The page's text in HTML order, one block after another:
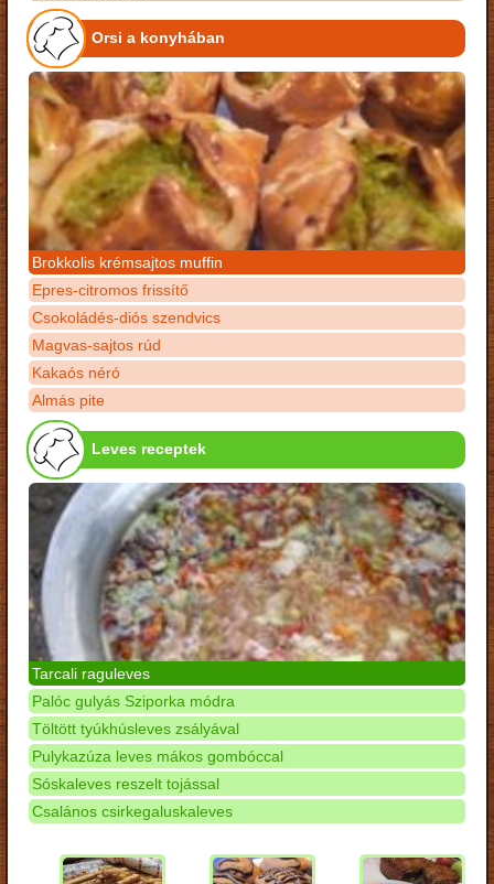
Orsi a konyhában
Brokkolis krémsajtos muffin
Epres-citromos frissítő
Csokoládés-diós szendvics
Magvas-sajtos rúd
Kakaós néró
Almás pite
Leves receptek
Tarcali raguleves
Palóc gulyás Sziporka módra
Töltött tyúkhúsleves zsályával
Pulykazúza leves mákos gombóccal
Sóskaleves reszelt tojással
Csalános csirkegaluskaleves